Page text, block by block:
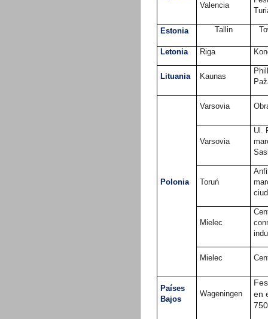
Valencia
Estonia Tallin
Letonia Riga
Lituania Kaunas
Polonia
Varsovia
Varsovia
Ul.
Toruń
Mielec
Mielec
Países
Bajos
Wageningen
en